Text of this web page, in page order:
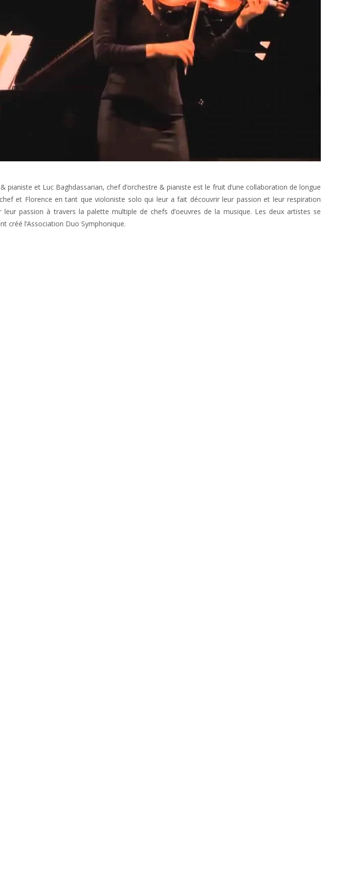
et Luc Baghdassarian, chef d’orchestre & pianiste est le fruit d’une collaboration de longue
et Florence en tant que violoniste solo qui leur a fait découvrir leur passion et leur respiration
passion à travers la palette multiple de chefs d’oeuvres de la musique. Les deux artistes se
créé l’Association Duo Symphonique.